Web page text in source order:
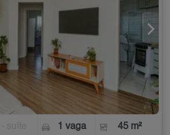
1 vaga 45 m²